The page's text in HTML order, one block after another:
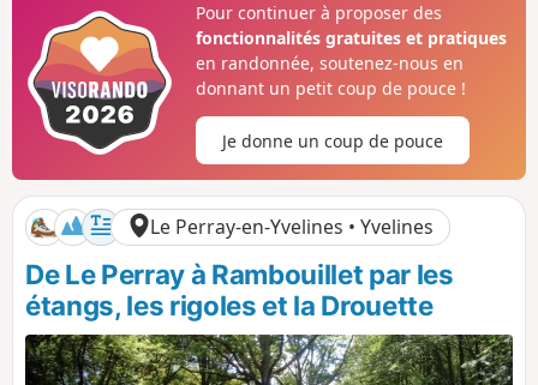
é
p
o
s
f
é
n
é
g
a
f
retour à Paris.
Pour continuer à proposer des
fonctionnalités gratuites et pratiques
en randonnée, soutenez-nous en
donnant un petit coup de pouce !
Je donne un coup de pouce
Le Perray-en-Yvelines • Yvelines
De Le Perray à Rambouillet par les
étangs, les rigoles et la Drouette